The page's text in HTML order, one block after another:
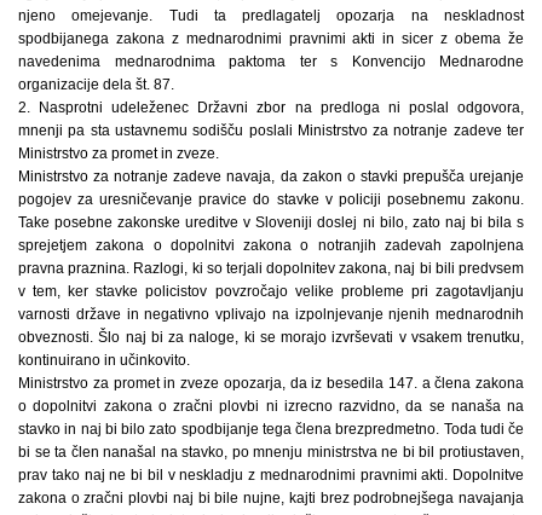
njeno omejevanje. Tudi ta predlagatelj opozarja na neskladnost
spodbijanega zakona z mednarodnimi pravnimi akti in sicer z obema že
navedenima mednarodnima paktoma ter s Konvencijo Mednarodne
organizacije dela št. 87.
2. Nasprotni udeleženec Državni zbor na predloga ni poslal odgovora,
mnenji pa sta ustavnemu sodišču poslali Ministrstvo za notranje zadeve ter
Ministrstvo za promet in zveze.
Ministrstvo za notranje zadeve navaja, da zakon o stavki prepušča urejanje
pogojev za uresničevanje pravice do stavke v policiji posebnemu zakonu.
Take posebne zakonske ureditve v Sloveniji doslej ni bilo, zato naj bi bila s
sprejetjem zakona o dopolnitvi zakona o notranjih zadevah zapolnjena
pravna praznina. Razlogi, ki so terjali dopolnitev zakona, naj bi bili predvsem
v tem, ker stavke policistov povzročajo velike probleme pri zagotavljanju
varnosti države in negativno vplivajo na izpolnjevanje njenih mednarodnih
obveznosti. Šlo naj bi za naloge, ki se morajo izvrševati v vsakem trenutku,
kontinuirano in učinkovito.
Ministrstvo za promet in zveze opozarja, da iz besedila 147. a člena zakona
o dopolnitvi zakona o zračni plovbi ni izrecno razvidno, da se nanaša na
stavko in naj bi bilo zato spodbijanje tega člena brezpredmetno. Toda tudi če
bi se ta člen nanašal na stavko, po mnenju ministrstva ne bi bil protiustaven,
prav tako naj ne bi bil v neskladju z mednarodnimi pravnimi akti. Dopolnitve
zakona o zračni plovbi naj bi bile nujne, kajti brez podrobnejšega navajanja